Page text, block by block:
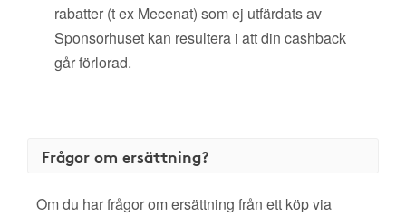
rabatter (t ex Mecenat) som ej utfärdats av
Sponsorhuset kan resultera i att din cashback
går förlorad.
Frågor om ersättning?
Om du har frågor om ersättning från ett köp via